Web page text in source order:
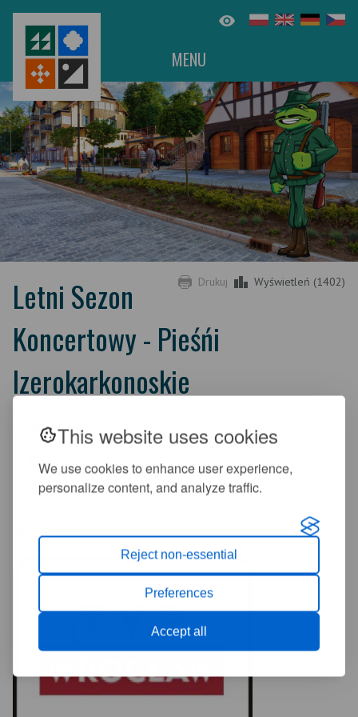
This website uses cookies
We use cookies to enhance user experience,
personalize content, and analyze traffic.
Reject non-essential
Preferences
Accept all
MENU
Drukuj Wyświetleń (1402)
Letni Sezon
Koncertowy - Pieśńi
Izerokarkonoskie
September 11, 2010, 4:00 PM-7:00 PM
Hala Spacerowa Domu Zdrojowego
Multimedia